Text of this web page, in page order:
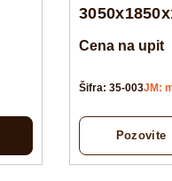
Cena na upit
Šifra: 35-003JM:
Pozovite